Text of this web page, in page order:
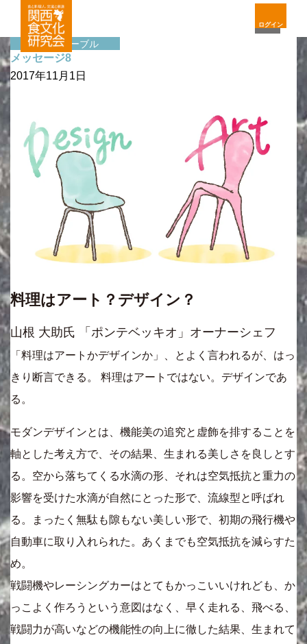
ログイン
サイドテーブル
メッセージ8
2017年11月1日
料理はアート？デザイン？
山根 大助氏 「ポンテベッキオ」オーナーシェフ
「料理はアートかデザインか」、とよく言われるが、はっ
きり断言できる。 料理はアートではない。デザインであ
る。
モダンデザインとは、機能美の追究と虚飾を排することを
軸とした考え方で、その結果、生まれる美しさを良しとす
る。空から落ちてくる水滴の形、それは空気抵抗と重力の
影響を受けた水滴が自然にとった形で、流線型と呼ばれ
る。まったく無駄も隙もない美しい形で、初期の飛行機や
自動車に取り入れられた。あくまでも空気抵抗を減らすた
め。
戦闘機やレーシングカーはとてもかっこいいけれども、か
っこよく作ろうという意図はなく、早く走れる、飛べる、
戦闘力が高いなどの機能性の向上に徹した結果、生まれて